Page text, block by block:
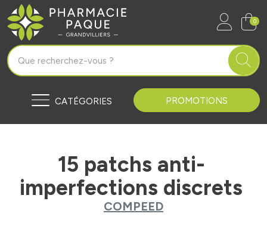
Pharmacie Paque Grandvilliers
0
CATÉGORIES PROMOTIONS
15 patchs anti-
imperfections discrets
COMPEED